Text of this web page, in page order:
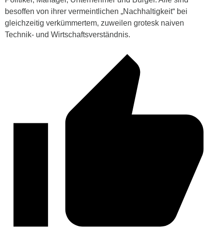
besoffen von ihrer vermeintlichen „Nachhaltigkeit“ bei
gleichzeitig verkümmertem, zuweilen grotesk naiven
Technik- und Wirtschaftsverständnis.